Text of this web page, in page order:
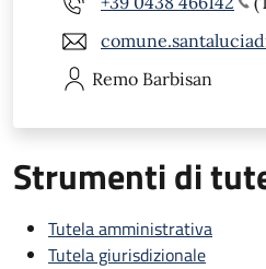
Remo Barbisan
Strumenti di
Tutela amministrativa
Tutela giurisdizionale